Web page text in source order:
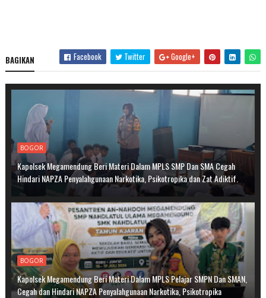
BAGIKAN Facebook Twitter Google+
BOGOR
Kapolsek Megamendung Beri Materi Dalam MPLS SMP Dan SMA Cegah
Hindari NAPZA Penyalahgunaan Narkotika, Psikotropika dan Zat Adiktif.
BOGOR
Kapolsek Megamendung Beri Materi Dalam MPLS Pelajar SMPN Dan SMAN,
Cegah dan Hindari NAPZA Penyalahgunaan Narkotika, Psikotropika